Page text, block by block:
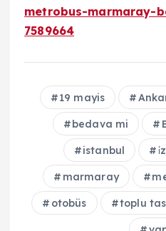
metrobus-marmaray-
7589664
19 mayis
bedava mi
istanbul
marmaray
otobüs toplu